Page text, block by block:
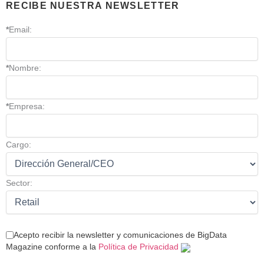
RECIBE NUESTRA NEWSLETTER
*Email:
*Nombre:
*Empresa:
Cargo:
Sector:
Acepto recibir la newsletter y comunicaciones de BigData
Magazine conforme a la Política de Privacidad